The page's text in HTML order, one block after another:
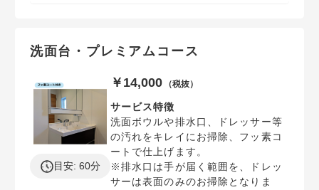
洗面台・プレミアムコース
目安: 60分
￥14,000 （税抜）
サービス特徴
洗面ボウルや排水口、ドレッサー等
の汚れをキレイにお掃除、フッ素コ
ートで仕上げます。
※排水口は手が届く範囲を、ドレッ
サーは表面のみのお掃除となりま